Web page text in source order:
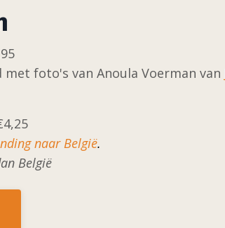
foto's van Anoula Voerman van
naar België.
België